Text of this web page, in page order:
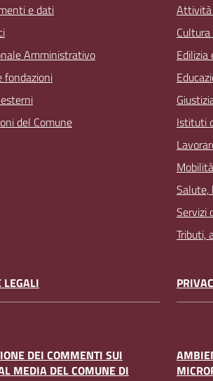
e dati
Amministrativo
fondazioni
del Comune
Attività
Edilizia
Istituti
Salute,
Servizi
Tributi,
LEGALI
DEI COMMENTI SUI
MEDIA DEL COMUNE DI